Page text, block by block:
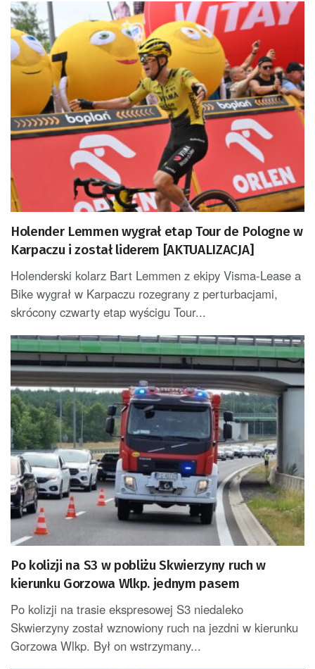
Holender Lemmen wygrał etap Tour de Pologne w
Karpaczu i został liderem [AKTUALIZACJA]
Holenderski kolarz Bart Lemmen z ekipy Visma-Lease a
Bike wygrał w Karpaczu rozegrany z perturbacjami,
skrócony czwarty etap wyścigu Tour...
Po kolizji na S3 w pobliżu Skwierzyny ruch w
kierunku Gorzowa Wlkp. jednym pasem
Po kolizji na trasie ekspresowej S3 niedaleko
Skwierzyny został wznowiony ruch na jezdni w kierunku
Gorzowa Wlkp. Był on wstrzymany...